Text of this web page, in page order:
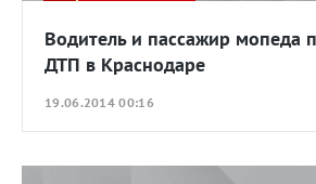
Водитель и пассажир мопеда
ДТП в Краснодаре
19.06.2014 00:16